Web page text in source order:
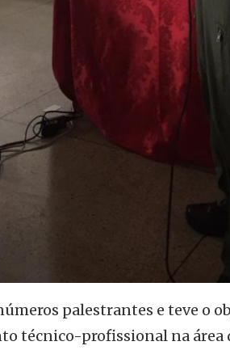
palestrantes e teve o
técnico-profissional na